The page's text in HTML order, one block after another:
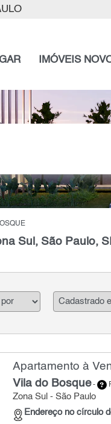
IMÓVEIS
Sul, São Paulo,
Apartamento à
Vila do Bosque-
Zona Sul - São Paulo
Endereço no círculo